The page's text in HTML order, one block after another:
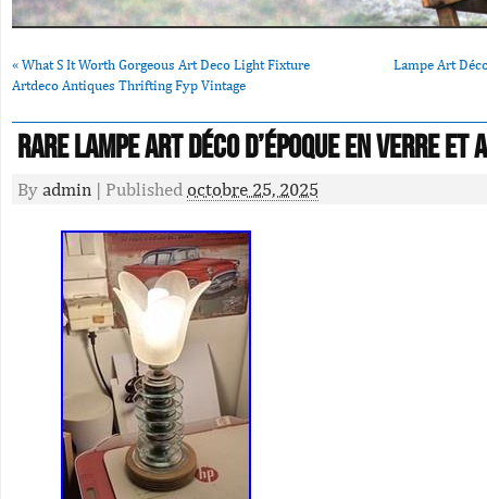
« What S It Worth Gorgeous Art Deco Light Fixture
Artdeco Antiques Thrifting Fyp Vintage
Lampe Art
Rare Lampe Art Déco D’époque En Verre Et
By admin | Published octobre 25, 2025